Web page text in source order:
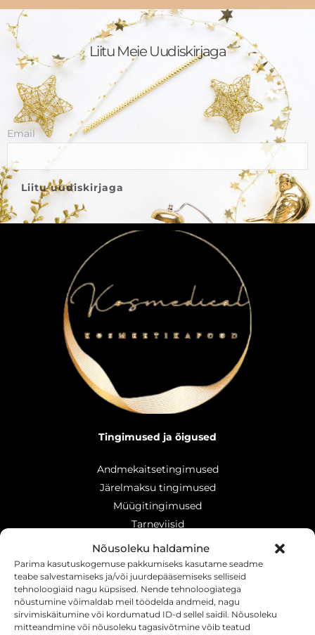
Nõusoleku haldamine
Parima kasutuskogemuse pakkumiseks kasutame seadme
teabe salvestamiseks ja/või juurdepääsemiseks selliseid
tehnoloogiaid nagu küpsised. Nende tehnoloogiatega
nõustumine võimaldab meil töödelda andmeid, nagu
sirvimiskäitumine või kordumatud ID-d sellel saidil. Nõusoleku
mitteandmine või nõusoleku tagasivõtmine võib teatud
Liitu Meie Uudiskirjaga
Email
Tingimused ja õigused
Andmekaitsetingimused
Järelmaksu tingimused
Müügitingimused
Tarneviisid
Makseviisid
Tagastamisõigus